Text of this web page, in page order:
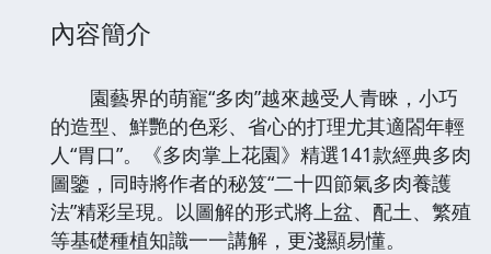
內容簡介
園藝界的萌寵“多肉”越來越受人青睞，小巧
的造型、鮮艷的色彩、省心的打理尤其適閤年輕
人“胃口”。《多肉掌上花園》精選141款經典多肉
圖鑒，同時將作者的秘笈“二十四節氣多肉養護
法”精彩呈現。以圖解的形式將上盆、配土、繁殖
等基礎種植知識一一講解，更淺顯易懂。